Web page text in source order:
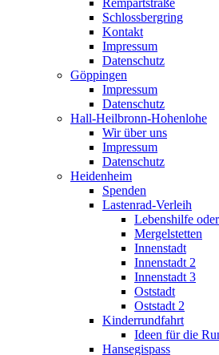
Rempartstraße
Schlossbergring
Kontakt
Impressum
Datenschutz
Göppingen
Impressum
Datenschutz
Hall-Heilbronn-Hohenlohe
Wir über uns
Impressum
Datenschutz
Heidenheim
Spenden
Lastenrad-Verleih
Lebenshilfe
Mergelstetten
Innenstadt
Innenstadt 2
Innenstadt 3
Oststadt
Oststadt 2
Kinderrundfahrt
Ideen für die
Hansegispass